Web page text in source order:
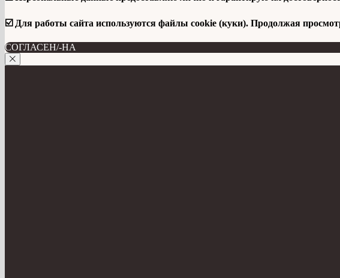
☑️ Для работы сайта используются файлы cookie (куки). Продолжая
СОГЛАСЕН/-НА